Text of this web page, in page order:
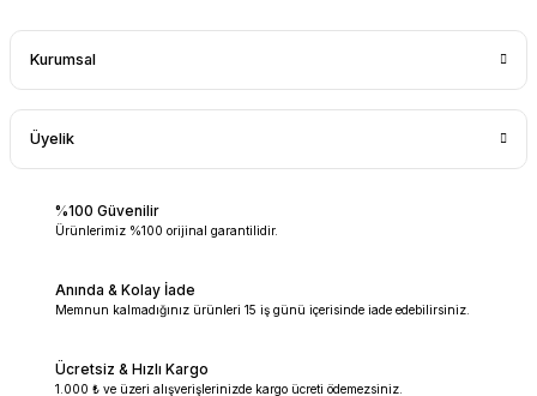
Kurumsal
Üyelik
%100 Güvenilir
Ürünlerimiz %100 orijinal garantilidir.
Anında & Kolay İade
Memnun kalmadığınız ürünleri 15 iş günü içerisinde iade edebilirsiniz.
Ücretsiz & Hızlı Kargo
1.000 ₺ ve üzeri alışverişlerinizde kargo ücreti ödemezsiniz.